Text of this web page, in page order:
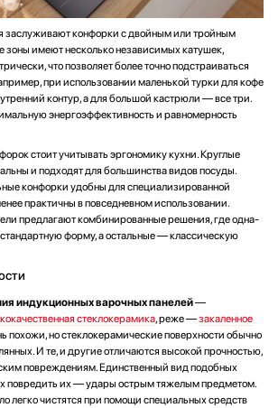
заслуживают конфорки с двойным или тройным
зоны имеют несколько независимых катушек,
что позволяет более точно подстраиваться
при использовании маленькой турки для кофе
контур, а для большой кастрюли — все три.
энергоэффективность и равномерность
стоит учитывать эргономику кухни. Круглые
и подходят для большинства видов посуды.
конфорки удобны для специализированной
практичны в повседневном использовании.
предлагают комбинированные решения, где одна-
форму, а остальные — классическую
индукционных варочных панелей—
стеклокерамика, реже —закаленное
похожи, но стеклокерамические поверхности обычно
И те, и другие отличаются высокой прочностью,
повреждениям. Единственный вид подобных
повредить их — удары острым тяжелым предметом.
легко чистятся при помощи специальных средств